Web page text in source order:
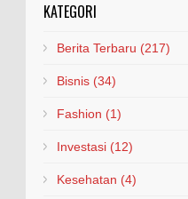
KATEGORI
Berita Terbaru (217)
Bisnis (34)
Fashion (1)
Investasi (12)
Kesehatan (4)